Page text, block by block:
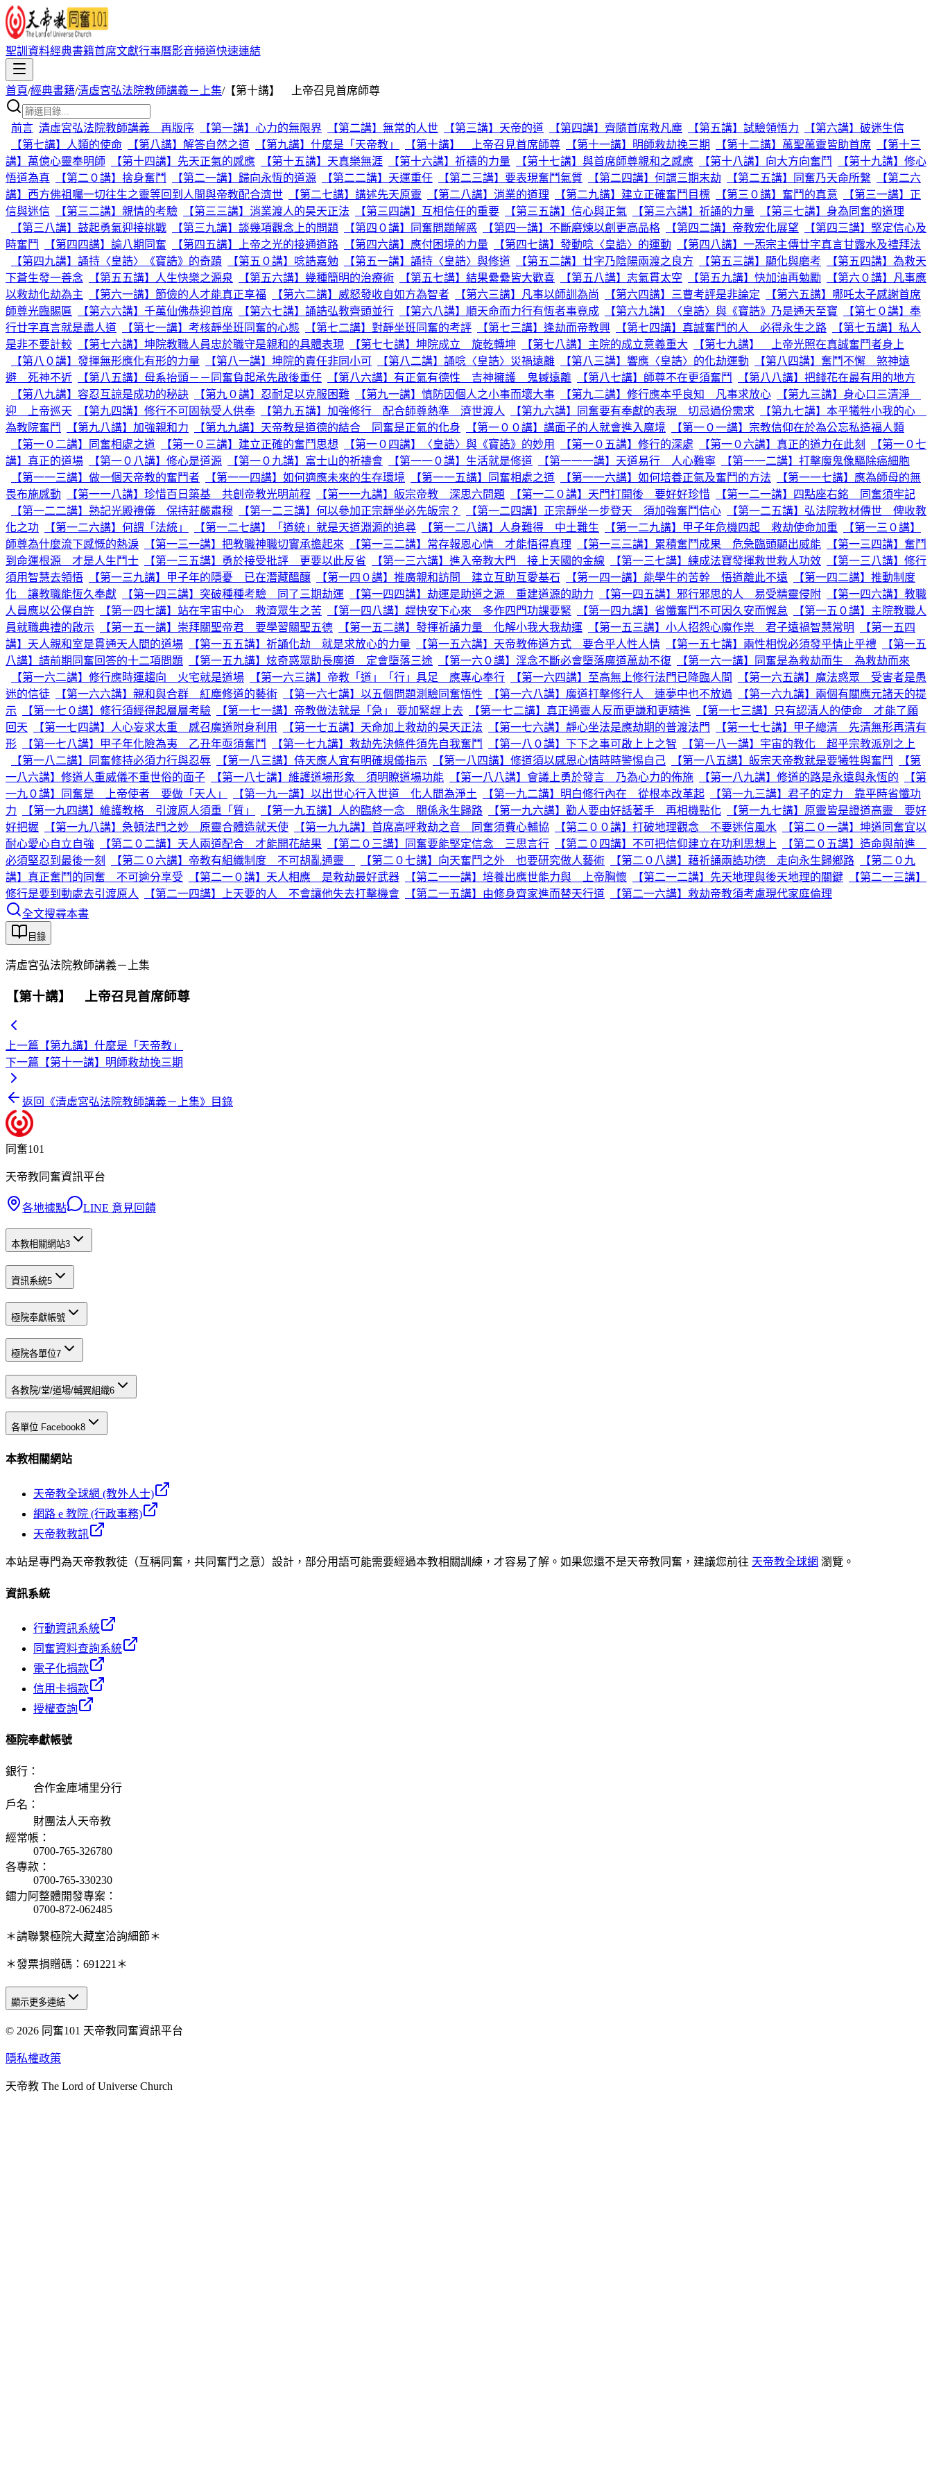
聖訓資料經典書籍首席文獻行事曆影音頻道快速連結
首頁/經典書籍/清虛宮弘法院教師講義－上集/【第十講】 上帝召見首席師尊
前言 清虛宮弘法院教師講義 再版序 【第一講】心力的無限界 【第二講】無常的人世 【第三講】天帝的道 【第四講】齊隨首席救凡塵 【第五講】試驗領悟力
【第六講】破迷生信
【第七講】人類的使命
【第八講】解答自然之道 【第九講】什麼是「天帝教」 【第十講】 上帝召見首席師尊 【第十一講】明師救劫挽三期 【第十二講】萬聖萬靈皆助首席
【第十三
講】萬億心靈奉明師
【第十四講】先天正氣的感應 【第十五講】天真樂無涯 【第十六講】祈禱的力量 【第十七講】與首席師尊親和之感應 【第十八講】向大方向奮鬥
【第十九講】修心
悟道為真
【第二０講】捨身奮鬥 【第二一講】歸向永恆的道源 【第二二講】天運重任 【第二三講】要表現奮鬥氣質 【第二四講】何謂三期末劫 【第二五講】同奮乃天命所繫
【第二六
講】西方佛祖囑一切往生之靈等回到人間與帝教配合濟世
【第二七講】講述先天原靈 【第二八講】消業的道理 【第二九講】建立正確奮鬥目標 【第三０講】奮鬥的真意
【第三一講】正
信與迷信
【第三二講】親情的考驗 【第三三講】消業渡人的昊天正法 【第三四講】互相信任的重要 【第三五講】信心與正氣 【第三六講】祈誦的力量
【第三七講】身為同奮的道理
【第三八講】鼓起勇氣迎接挑戰
【第三九講】談幾項觀念上的問題 【第四０講】同奮問題解惑 【第四一講】不斷磨煉以創更高品格 【第四二講】帝教宏化展望
【第四三講】堅定信心及
時奮鬥
【第四四講】諭八期同奮 【第四五講】上帝之光的接通道路 【第四六講】應付困境的力量 【第四七講】發動唸〈皇誥〉的運動
【第四八講】一炁宗主傳廿字真言甘露水及禮拜法
【第四九講】誦持〈皇誥〉《寶誥》的奇蹟
【第五０講】唸誥嘉勉 【第五一講】誦持〈皇誥〉與修道 【第五二講】廿字乃陰陽兩渡之良方 【第五三講】顯化與磨考
【第五四講】為救天
下蒼生發一善念
【第五五講】人生快樂之源泉 【第五六講】幾種簡明的治療術 【第五七講】結果纍纍皆大歡喜 【第五八講】志氣貫太空 【第五九講】快加油再勉勵
【第六０講】凡事應
以救劫化劫為主
【第六一講】節儉的人才能真正享福 【第六二講】威怒發收自如方為智者 【第六三講】凡事以師訓為尚 【第六四講】三曹考評是非論定
【第六五講】哪吒太子感謝首席
師尊光臨賜匾
【第六六講】千萬仙佛恭迎首席 【第六七講】誦誥弘教齊頭並行 【第六八講】順天命而力行有恆者事竟成 【第六九講】〈皇誥〉與《寶誥》乃是通天至寶
【第七０講】奉
行廿字真言就是盡人道
【第七一講】考核靜坐班同奮的心態 【第七二講】對靜坐班同奮的考評 【第七三講】逢劫而帝教興 【第七四講】真誠奮鬥的人 必得永生之路
【第七五講】私人
是非不要計較
【第七六講】坤院教職人員忠於職守是親和的具體表現 【第七七講】坤院成立 旋乾轉坤 【第七八講】主院的成立意義重大
【第七九講】 上帝光照在真誠奮鬥者身上
【第八０講】發揮無形應化有形的力量
【第八一講】坤院的責任非同小可 【第八二講】誦唸〈皇誥〉災禍遠離 【第八三講】響應〈皇誥〉的化劫運動
【第八四講】奮鬥不懈 煞神遠
避 死神不近
【第八五講】母系抬頭－－同奮負起承先啟後重任 【第八六講】有正氣有德性 吉神擁護 鬼蜮遠離 【第八七講】師尊不在更須奮鬥
【第八八講】把錢花在最有用的地方
【第八九講】容忍互諒是成功的秘訣
【第九０講】忍耐足以克服困難 【第九一講】慎防因個人之小事而壞大事 【第九二講】修行應本乎良知 凡事求放心
【第九三講】身心口三清淨
迎 上帝巡天
【第九四講】修行不可固執受人供奉 【第九五講】加強修行 配合師尊熱準 濟世渡人 【第九六講】同奮要有奉獻的表現 切忌過份需求
【第九七講】本乎犧牲小我的心
為教院奮鬥
【第九八講】加強親和力 【第九九講】天帝教是道德的結合 同奮是正氣的化身 【第一００講】講面子的人就會進入魔境
【第一０一講】宗教信仰在於為公忘私造福人類
【第一０二講】同奮相處之道
【第一０三講】建立正確的奮鬥思想 【第一０四講】〈皇誥〉與《寶誥》的妙用 【第一０五講】修行的深處 【第一０六講】真正的道力在此刻
【第一０七
講】真正的道場
【第一０八講】修心是道源 【第一０九講】富士山的祈禱會 【第一一０講】生活就是修道 【第一一一講】天道易行 人心難寧
【第一一二講】打擊魔鬼像驅除癌細胞
【第一一三講】做一個天帝教的奮鬥者
【第一一四講】如何適應未來的生存環境 【第一一五講】同奮相處之道 【第一一六講】如何培養正氣及奮鬥的方法
【第一一七講】應為師母的無
畏布施感動
【第一一八講】珍惜百日築基 共創帝教光明前程 【第一一九講】皈宗帝教 深思六問題 【第一二０講】天門打開後 要好好珍惜
【第一二一講】四點座右銘 同奮須牢記
【第一二二講】熟記光殿禮儀 保持莊嚴肅穆
【第一二三講】何以參加正宗靜坐必先皈宗？ 【第一二四講】正宗靜坐一步登天 須加強奮鬥信心
【第一二五講】弘法院教材傳世 俾收教
化之功
【第一二六講】何謂「法統」 【第一二七講】「道統」就是天道淵源的追尋 【第一二八講】人身難得 中土難生 【第一二九講】甲子年危機四起 救劫使命加重
【第一三０講】
師尊為什麼流下感慨的熱淚
【第一三一講】把教職神職切實承擔起來 【第一三二講】常存報恩心情 才能悟得真理 【第一三三講】累積奮鬥成果 危急臨頭顯出威能
【第一三四講】奮鬥
到命運根源 才是人生鬥士
【第一三五講】勇於接受批評 更要以此反省 【第一三六講】進入帝教大門 接上天國的金線 【第一三七講】練成法寶發揮救世救人功效
【第一三八講】修行
須用智慧去領悟
【第一三九講】甲子年的隱憂 已在潛藏醞釀 【第一四０講】推廣親和訪問 建立互助互愛基石 【第一四一講】能學牛的苦幹 悟道離此不遠
【第一四二講】推動制度
化 讓教職能恆久奉獻
【第一四三講】突破種種考驗 同了三期劫運 【第一四四講】劫運是助道之源 重建道源的助力 【第一四五講】邪行邪思的人 易受精靈侵附
【第一四六講】教職
人員應以公僕自許
【第一四七講】站在宇宙中心 救濟眾生之苦 【第一四八講】趕快安下心來 多作四門功課要緊 【第一四九講】省懺奮鬥不可因久安而懈怠
【第一五０講】主院教職人
員就職典禮的啟示
【第一五一講】崇拜關聖帝君 要學習關聖五德 【第一五二講】發揮祈誦力量 化解小我大我劫運 【第一五三講】小人招怨心魔作祟 君子遠禍智慧常明
【第一五四
講】天人親和室是貫通天人間的道場
【第一五五講】祈誦化劫 就是求放心的力量 【第一五六講】天帝教佈道方式 要合乎人性人情 【第一五七講】兩性相悅必須發乎情止乎禮
【第一五
八講】請前期同奮回答的十二項問題
【第一五九講】炫奇惑眾助長魔道 定會墮落三途 【第一六０講】淫念不斷必會墮落魔道萬劫不復
【第一六一講】同奮是為救劫而生 為救劫而來
【第一六二講】修行應時運趨向 火宅就是道場
【第一六三講】帝教「道」「行」具足 應專心奉行 【第一六四講】至高無上修行法門已降臨人間
【第一六五講】魔法惑眾 受害者是愚
迷的信徒
【第一六六講】親和與合群 紅塵修道的藝術 【第一六七講】以五個問題測驗同奮悟性 【第一六八講】魔道打擊修行人 連夢中也不放過
【第一六九講】兩個有關應元諸天的提
示
【第一七０講】修行須經得起層層考驗 【第一七一講】帝教做法就是「急」 要加緊趕上去 【第一七二講】真正通靈人反而更謙和更精進
【第一七三講】只有認清人的使命 才能了願
回天
【第一七四講】人心妄求太重 感召魔道附身利用 【第一七五講】天命加上救劫的昊天正法 【第一七六講】靜心坐法是應劫期的普渡法門
【第一七七講】甲子總清 先清無形再清有
形
【第一七八講】甲子年化險為夷 乙丑年亟須奮鬥 【第一七九講】救劫先決條件須先自我奮鬥 【第一八０講】下下之事可啟上上之智
【第一八一講】宇宙的教化 超乎宗教派別之上
【第一八二講】同奮修持必須力行與忍辱
【第一八三講】侍天應人宜有明確規儀指示 【第一八四講】修道須以感恩心情時時警惕自己 【第一八五講】皈宗天帝教就是要犧牲與奮鬥
【第
一八六講】修道人重威儀不重世俗的面子
【第一八七講】維護道場形象 須明瞭道場功能 【第一八八講】會議上勇於發言 乃為心力的佈施 【第一八九講】修道的路是永遠與永恆的
【第
一九０講】同奮是 上帝使者 要做「天人」
【第一九一講】以出世心行入世道 化人間為淨土 【第一九二講】明白修行內在 從根本改革起
【第一九三講】君子的定力 靠平時省懺功
力
【第一九四講】維護教格 引渡原人須重「質」 【第一九五講】人的臨終一念 關係永生歸路 【第一九六講】勸人要由好話著手 再相機點化
【第一九七講】原靈皆是證道高靈 要好
好把握
【第一九八講】急頓法門之妙 原靈合體造就天使 【第一九九講】首席高呼救劫之音 同奮須費心輔協 【第二００講】打破地理觀念 不要迷信風水
【第二０一講】坤道同奮宜以
耐心愛心自立自強
【第二０二講】天人兩道配合 才能開花結果 【第二０三講】同奮要能堅定信念 三思言行 【第二０四講】不可把信仰建立在功利思想上
【第二０五講】造命與前進
必須堅忍到最後一刻
【第二０六講】帝教有組織制度 不可胡亂通靈 【第二０七講】向天奮鬥之外 也要研究做人藝術 【第二０八講】藉祈誦兩誥功德 走向永生歸鄉路
【第二０九
講】真正奮鬥的同奮 不可逾分享受
【第二一０講】天人相應 是救劫最好武器 【第二一一講】培養出應世能力與 上帝胸懷 【第二一二講】先天地理與後天地理的關鍵
【第二一三講】
修行是要到動處去引渡原人
【第二一四講】上天要的人 不會讓他失去打擊機會 【第二一五講】由修身齊家進而替天行道
【第二一六講】救劫帝教須考慮現代家庭倫理
全文搜尋本書
目錄
清虛宮弘法院教師講義－上集
【第十講】 上帝召見首席師尊
上一篇 【第九講】什麼是「天帝教」
下一篇 【第十一講】明師救劫挽三期
返回《清虛宮弘法院教師講義－上集》目錄
同奮101
天帝教同奮資訊平台
各地據點 LINE 意見回饋
本教相關網站3
資訊系統5
極院奉獻帳號
極院各單位7
各教院/堂/道場/輔翼組織6
各單位 Facebook8
本教相關網站
天帝教全球網 (教外人士)
網路 e 教院 (行政事務)
天帝教教訊
本站是專門為天帝教教徒（互稱同奮，共同奮鬥之意）設計，部分用語可能需要經過本教相關訓練，才容易了解。如果您還不是天帝教同奮，建議您前往 天帝教全球網 瀏覽。
資訊系統
行動資訊系統
同奮資料查詢系統
電子化捐款
信用卡捐款
授權查詢
極院奉獻帳號
銀行 ：
合作金庫埔里分行
戶名 ：
財團法人天帝教
經常帳 ：
0700-765-326780
各專款 ：
0700-765-330230
鐳力阿整體開發專案 ：
0700-872-062485
＊請聯繫極院大藏室洽詢細節＊
＊發票捐贈碼：691221＊
天人研究總院
天人研究學院
天人炁功院
顯示更多連結
© 2026 同奮101 天帝教同奮資訊平台
隱私權政策
天帝教 The Lord of Universe Church